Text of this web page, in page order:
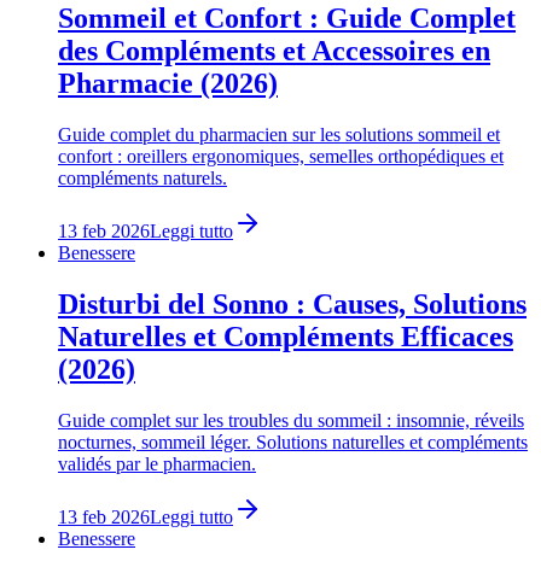
Sommeil et Confort : Guide Complet
des Compléments et Accessoires en
Pharmacie (2026)
Guide complet du pharmacien sur les solutions sommeil et
confort : oreillers ergonomiques, semelles orthopédiques et
compléments naturels.
13 feb 2026Leggi tutto
Benessere
Disturbi del Sonno : Causes, Solutions
Naturelles et Compléments Efficaces
(2026)
Guide complet sur les troubles du sommeil : insomnie, réveils
nocturnes, sommeil léger. Solutions naturelles et compléments
validés par le pharmacien.
13 feb 2026Leggi tutto
Benessere